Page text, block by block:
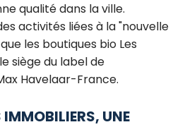
qualité dans la ville.
activités liées à la "nouvelle
les boutiques bio Les
siège du label de
Havelaar-France.
UNE